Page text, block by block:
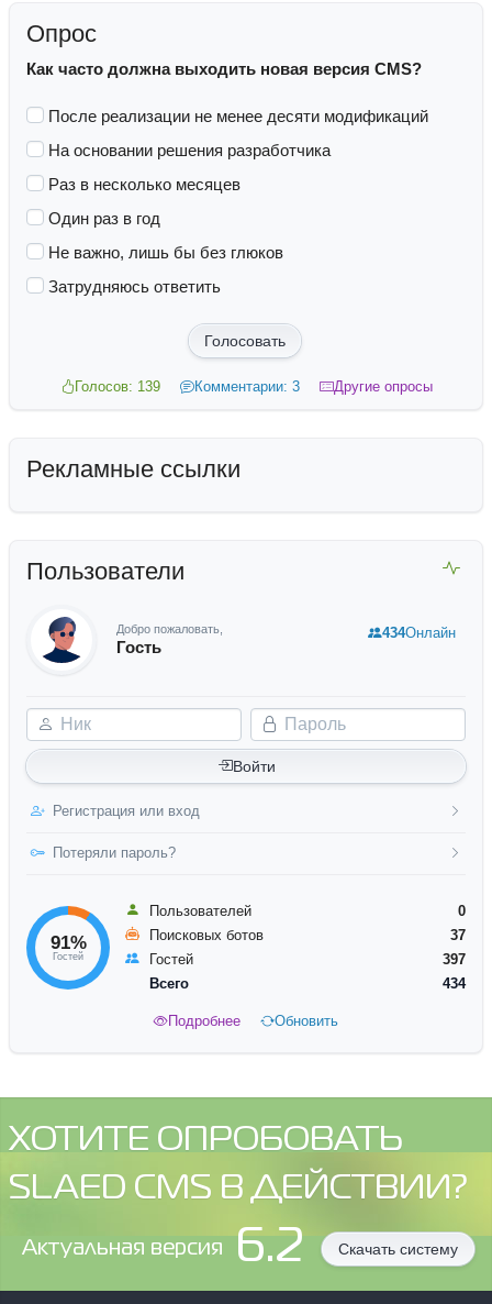
Опрос
Как часто должна выходить новая версия CMS?
После реализации не менее десяти модификаций
На основании решения разработчика
Раз в несколько месяцев
Один раз в год
Не важно, лишь бы без глюков
Затрудняюсь ответить
Голосовать
Голосов: 139 Комментарии: 3 Другие опросы
Рекламные ссылки
Пользователи
Добро пожаловать,
Гость
Ник Пароль
Войти
Регистрация или вход
Потеряли пароль?
434Онлайн
91%
Гостей
Пользователей
0
Поисковых ботов
37
Гостей
397
Всего
434
Подробнее Обновить
ХОТИТЕ ОПРОБОВАТЬ
SLAED CMS В ДЕЙСТВИИ?
Aктуальная версия 6.2 Скачать систему